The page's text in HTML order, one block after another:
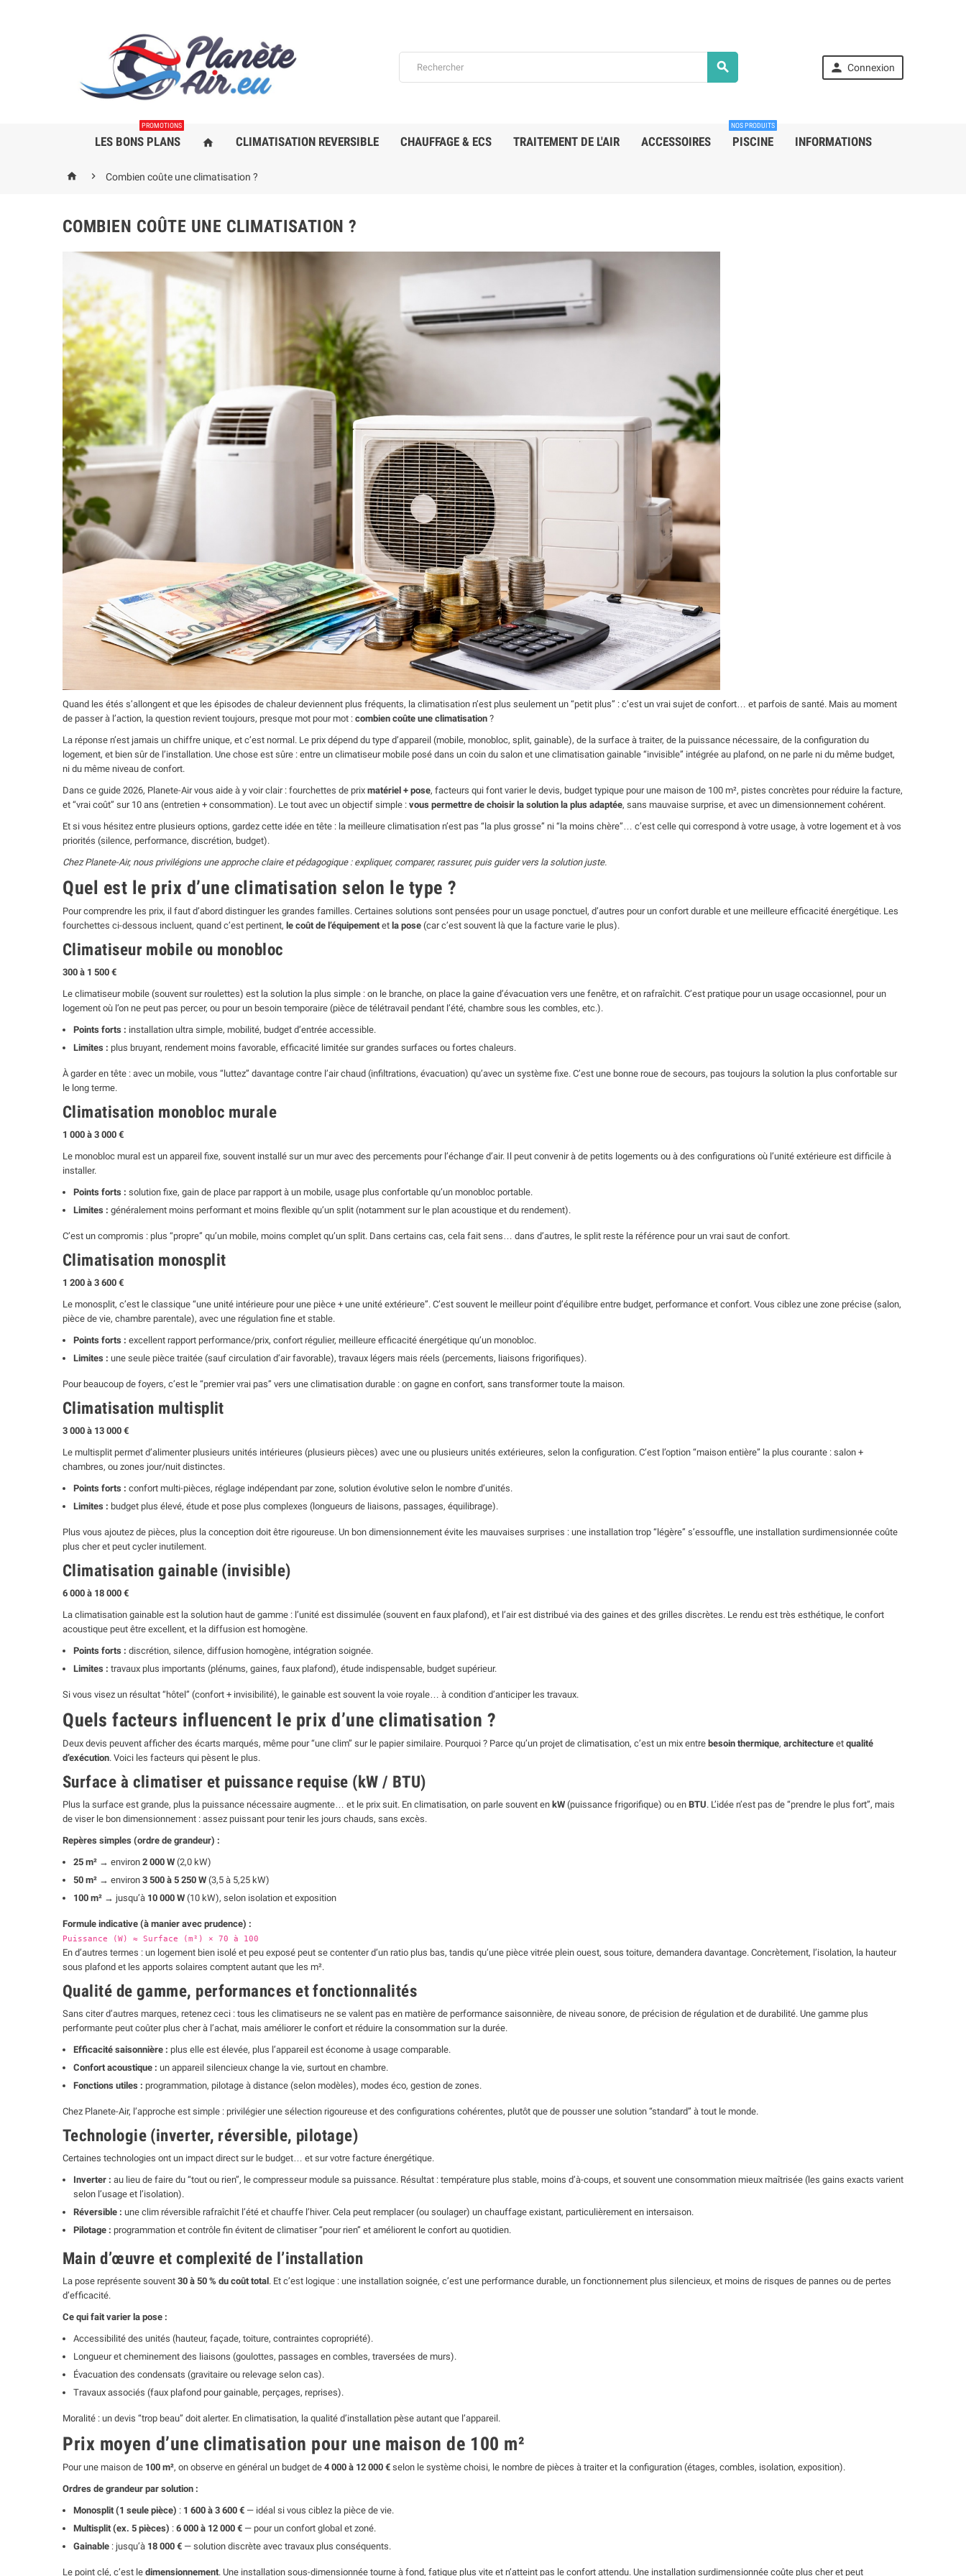
  Connexion
LES BONS PLANS
PROMOTIONS
home CLIMATISATION REVERSIBLE CHAUFFAGE & ECS TRAITEMENT DE L'AIR ACCESSOIRES PISCINE
NOS PRODUITS
INFORMATIONS
  Combien coûte une climatisation ?
COMBIEN COÛTE UNE CLIMATISATION ?
Quand les étés s’allongent et que les épisodes de chaleur deviennent plus fréquents, la climatisation n’est plus seulement un “petit plus” : c’est un vrai sujet de confort… et parfois de santé. Mais au moment
de passer à l’action, la question revient toujours, presque mot pour mot : combien coûte une climatisation ?
La réponse n’est jamais un chiffre unique, et c’est normal. Le prix dépend du type d’appareil (mobile, monobloc, split, gainable), de la surface à traiter, de la puissance nécessaire, de la configuration du
logement, et bien sûr de l’installation. Une chose est sûre : entre un climatiseur mobile posé dans un coin du salon et une climatisation gainable “invisible” intégrée au plafond, on ne parle ni du même budget,
ni du même niveau de confort.
Dans ce guide 2026, Planete-Air vous aide à y voir clair : fourchettes de prix matériel + pose, facteurs qui font varier le devis, budget typique pour une maison de 100 m², pistes concrètes pour réduire la facture,
et “vrai coût” sur 10 ans (entretien + consommation). Le tout avec un objectif simple : vous permettre de choisir la solution la plus adaptée, sans mauvaise surprise, et avec un dimensionnement cohérent.
Et si vous hésitez entre plusieurs options, gardez cette idée en tête : la meilleure climatisation n’est pas “la plus grosse” ni “la moins chère”… c’est celle qui correspond à votre usage, à votre logement et à vos
priorités (silence, performance, discrétion, budget).
Chez Planete-Air, nous privilégions une approche claire et pédagogique : expliquer, comparer, rassurer, puis guider vers la solution juste.
Quel est le prix d’une climatisation selon le type ?
Pour comprendre les prix, il faut d’abord distinguer les grandes familles. Certaines solutions sont pensées pour un usage ponctuel, d’autres pour un confort durable et une meilleure efficacité énergétique. Les
fourchettes ci-dessous incluent, quand c’est pertinent, le coût de l’équipement et la pose (car c’est souvent là que la facture varie le plus).
Climatiseur mobile ou monobloc
300 à 1 500 €
Le climatiseur mobile (souvent sur roulettes) est la solution la plus simple : on le branche, on place la gaine d’évacuation vers une fenêtre, et on rafraîchit. C’est pratique pour un usage occasionnel, pour un
logement où l’on ne peut pas percer, ou pour un besoin temporaire (pièce de télétravail pendant l’été, chambre sous les combles, etc.).
Points forts : installation ultra simple, mobilité, budget d’entrée accessible.
Limites : plus bruyant, rendement moins favorable, efficacité limitée sur grandes surfaces ou fortes chaleurs.
À garder en tête : avec un mobile, vous “luttez” davantage contre l’air chaud (infiltrations, évacuation) qu’avec un système fixe. C’est une bonne roue de secours, pas toujours la solution la plus confortable sur
le long terme.
Climatisation monobloc murale
1 000 à 3 000 €
Le monobloc mural est un appareil fixe, souvent installé sur un mur avec des percements pour l’échange d’air. Il peut convenir à de petits logements ou à des configurations où l’unité extérieure est difficile à
installer.
Points forts : solution fixe, gain de place par rapport à un mobile, usage plus confortable qu’un monobloc portable.
Limites : généralement moins performant et moins flexible qu’un split (notamment sur le plan acoustique et du rendement).
C’est un compromis : plus “propre” qu’un mobile, moins complet qu’un split. Dans certains cas, cela fait sens… dans d’autres, le split reste la référence pour un vrai saut de confort.
Climatisation monosplit
1 200 à 3 600 €
Le monosplit, c’est le classique “une unité intérieure pour une pièce + une unité extérieure”. C’est souvent le meilleur point d’équilibre entre budget, performance et confort. Vous ciblez une zone précise (salon,
pièce de vie, chambre parentale), avec une régulation fine et stable.
Points forts : excellent rapport performance/prix, confort régulier, meilleure efficacité énergétique qu’un monobloc.
Limites : une seule pièce traitée (sauf circulation d’air favorable), travaux légers mais réels (percements, liaisons frigorifiques).
Pour beaucoup de foyers, c’est le “premier vrai pas” vers une climatisation durable : on gagne en confort, sans transformer toute la maison.
Climatisation multisplit
3 000 à 13 000 €
Le multisplit permet d’alimenter plusieurs unités intérieures (plusieurs pièces) avec une ou plusieurs unités extérieures, selon la configuration. C’est l’option “maison entière” la plus courante : salon +
chambres, ou zones jour/nuit distinctes.
Points forts : confort multi-pièces, réglage indépendant par zone, solution évolutive selon le nombre d’unités.
Limites : budget plus élevé, étude et pose plus complexes (longueurs de liaisons, passages, équilibrage).
Plus vous ajoutez de pièces, plus la conception doit être rigoureuse. Un bon dimensionnement évite les mauvaises surprises : une installation trop “légère” s’essouffle, une installation surdimensionnée coûte
plus cher et peut cycler inutilement.
Climatisation gainable (invisible)
6 000 à 18 000 €
La climatisation gainable est la solution haut de gamme : l’unité est dissimulée (souvent en faux plafond), et l’air est distribué via des gaines et des grilles discrètes. Le rendu est très esthétique, le confort
acoustique peut être excellent, et la diffusion est homogène.
Points forts : discrétion, silence, diffusion homogène, intégration soignée.
Limites : travaux plus importants (plénums, gaines, faux plafond), étude indispensable, budget supérieur.
Si vous visez un résultat “hôtel” (confort + invisibilité), le gainable est souvent la voie royale… à condition d’anticiper les travaux.
Quels facteurs influencent le prix d’une climatisation ?
Deux devis peuvent afficher des écarts marqués, même pour “une clim” sur le papier similaire. Pourquoi ? Parce qu’un projet de climatisation, c’est un mix entre besoin thermique, architecture et qualité
d’exécution. Voici les facteurs qui pèsent le plus.
Surface à climatiser et puissance requise (kW / BTU)
Plus la surface est grande, plus la puissance nécessaire augmente… et le prix suit. En climatisation, on parle souvent en kW (puissance frigorifique) ou en BTU. L’idée n’est pas de “prendre le plus fort”, mais
de viser le bon dimensionnement : assez puissant pour tenir les jours chauds, sans excès.
Repères simples (ordre de grandeur) :
25 m² → environ 2 000 W (2,0 kW)
50 m² → environ 3 500 à 5 250 W (3,5 à 5,25 kW)
100 m² → jusqu’à 10 000 W (10 kW), selon isolation et exposition
Formule indicative (à manier avec prudence) :
Puissance (W) ≈ Surface (m²) × 70 à 100
En d’autres termes : un logement bien isolé et peu exposé peut se contenter d’un ratio plus bas, tandis qu’une pièce vitrée plein ouest, sous toiture, demandera davantage. Concrètement, l’isolation, la hauteur
sous plafond et les apports solaires comptent autant que les m².
Qualité de gamme, performances et fonctionnalités
Sans citer d’autres marques, retenez ceci : tous les climatiseurs ne se valent pas en matière de performance saisonnière, de niveau sonore, de précision de régulation et de durabilité. Une gamme plus
performante peut coûter plus cher à l’achat, mais améliorer le confort et réduire la consommation sur la durée.
Efficacité saisonnière : plus elle est élevée, plus l’appareil est économe à usage comparable.
Confort acoustique : un appareil silencieux change la vie, surtout en chambre.
Fonctions utiles : programmation, pilotage à distance (selon modèles), modes éco, gestion de zones.
Chez Planete-Air, l’approche est simple : privilégier une sélection rigoureuse et des configurations cohérentes, plutôt que de pousser une solution “standard” à tout le monde.
Technologie (inverter, réversible, pilotage)
Certaines technologies ont un impact direct sur le budget… et sur votre facture énergétique.
Inverter : au lieu de faire du “tout ou rien”, le compresseur module sa puissance. Résultat : température plus stable, moins d’à-coups, et souvent une consommation mieux maîtrisée (les gains exacts varient
selon l’usage et l’isolation).
Réversible : une clim réversible rafraîchit l’été et chauffe l’hiver. Cela peut remplacer (ou soulager) un chauffage existant, particulièrement en intersaison.
Pilotage : programmation et contrôle fin évitent de climatiser “pour rien” et améliorent le confort au quotidien.
Main d’œuvre et complexité de l’installation
La pose représente souvent 30 à 50 % du coût total. Et c’est logique : une installation soignée, c’est une performance durable, un fonctionnement plus silencieux, et moins de risques de pannes ou de pertes
d’efficacité.
Ce qui fait varier la pose :
Accessibilité des unités (hauteur, façade, toiture, contraintes copropriété).
Longueur et cheminement des liaisons (goulottes, passages en combles, traversées de murs).
Évacuation des condensats (gravitaire ou relevage selon cas).
Travaux associés (faux plafond pour gainable, perçages, reprises).
Moralité : un devis “trop beau” doit alerter. En climatisation, la qualité d’installation pèse autant que l’appareil.
Prix moyen d’une climatisation pour une maison de 100 m²
Pour une maison de 100 m², on observe en général un budget de 4 000 à 12 000 € selon le système choisi, le nombre de pièces à traiter et la configuration (étages, combles, isolation, exposition).
Ordres de grandeur par solution :
Monosplit (1 seule pièce) : 1 600 à 3 600 € — idéal si vous ciblez la pièce de vie.
Multisplit (ex. 5 pièces) : 6 000 à 12 000 € — pour un confort global et zoné.
Gainable : jusqu’à 18 000 € — solution discrète avec travaux plus conséquents.
Le point clé, c’est le dimensionnement. Une installation sous-dimensionnée tourne à fond, fatigue plus vite et n’atteint pas le confort attendu. Une installation surdimensionnée coûte plus cher et peut